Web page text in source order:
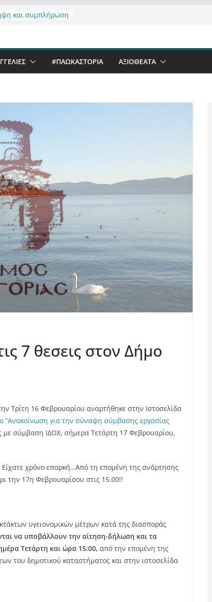
και συμπλήρωση
ο
την Καστοριά,
#ΠΑΩΚΑΣΤΟΡΙΑ ΑΞΙΟΘΈΑΤΑ
7 θεσεις στον Δήμο
Τρίτη 16 Φεβρουαρίου αναρτήθηκε στην Ιστοσελίδα
“Ανακοίνωση για την σύναψη σύμβασης εργασίας
με σύμβαση ΙΔΟΧ, σήμερα Τετάρτη 17 Φεβρουαρίου,
χρόνο επαρκή…Από τη επομένη της ανάρτησης
την 17η Φεβρουαρίσου στις 15.00!!
υγειονομικών μέτρων κατά της διασποράς
να υποβάλλουν την αίτηση-δήλωση και τα
Τετάρτη και ώρα 15:00, από την επομένη της
του δημοτικού καταστήματος και στην ιστοσελίδα